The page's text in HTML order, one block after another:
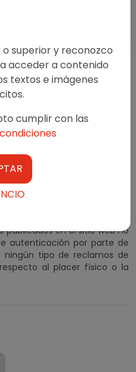
los buscadores de placer y
anuncios clasificados,
publicados en el sitio web no
autenticación por parte de
ningún tipo de reclamos de
al placer físico o la
o superior y reconozco
acceder a contenido
textos e imágenes
cumplir con las